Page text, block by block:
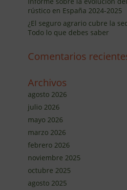
rústico en España 2024-2025
¿El seguro agrario cubre la
Todo lo que debes saber
Comentarios
Archivos
agosto 2026
julio 2026
mayo 2026
marzo 2026
febrero 2026
noviembre 2025
octubre 2025
agosto 2025